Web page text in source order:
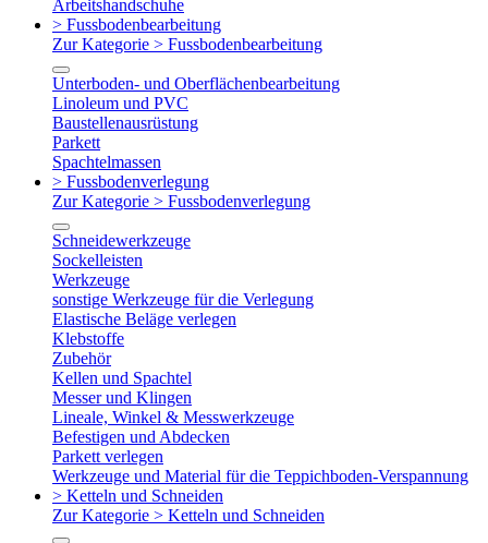
Arbeitshandschuhe
> Fussbodenbearbeitung
Zur Kategorie > Fussbodenbearbeitung
Unterboden- und Oberflächenbearbeitung
Linoleum und PVC
Baustellenausrüstung
Parkett
Spachtelmassen
> Fussbodenverlegung
Zur Kategorie > Fussbodenverlegung
Schneidewerkzeuge
Sockelleisten
Werkzeuge
sonstige Werkzeuge für die Verlegung
Elastische Beläge verlegen
Klebstoffe
Zubehör
Kellen und Spachtel
Messer und Klingen
Lineale, Winkel & Messwerkzeuge
Befestigen und Abdecken
Parkett verlegen
Werkzeuge und Material für die Teppichboden-Verspannung
> Ketteln und Schneiden
Zur Kategorie > Ketteln und Schneiden